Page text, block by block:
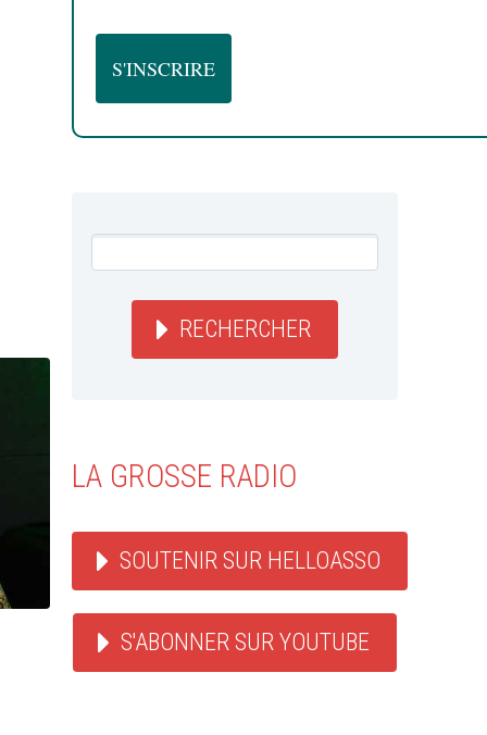
RECHERCHER
LA GROSSE RADIO
SOUTENIR SUR HELLOASSO
S'ABONNER SUR YOUTUBE